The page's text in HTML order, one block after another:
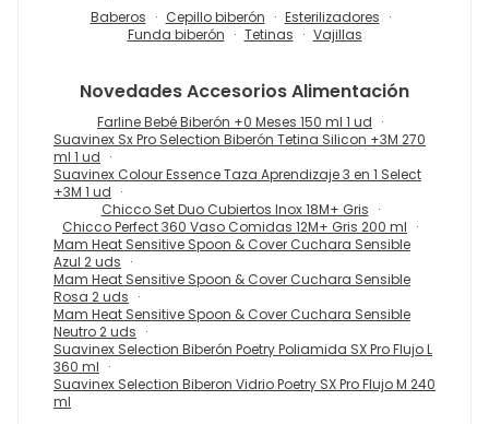
Baberos Cepillo biberón
Esterilizadores
Funda biberón
Tetinas Vajillas
NovedadesAccesorios Alimentación
Farline Bebé Biberón +0 Meses 150 ml 1 ud
Suavinex Sx Pro Selection Biberón Tetina Silicon +3M 270
ml 1 ud
Suavinex Colour Essence Taza Aprendizaje 3 en 1 Select
+3M 1 ud
Chicco Set Duo Cubiertos Inox 18M+ Gris
Chicco Perfect 360 Vaso Comidas 12M+ Gris 200 ml
Mam Heat Sensitive Spoon & Cover Cuchara Sensible
Azul 2 uds
Mam Heat Sensitive Spoon & Cover Cuchara Sensible
Rosa 2 uds
Mam Heat Sensitive Spoon & Cover Cuchara Sensible
Neutro 2 uds
Suavinex Selection Biberón Poetry Poliamida SX Pro Flujo L
360 ml
Suavinex Selection Biberon Vidrio Poetry SX Pro Flujo M 240
ml